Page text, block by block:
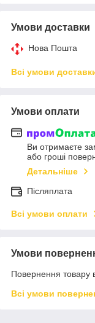
Умови доставки
Нова Пошта
Всі умови
Умови оплати
Ви отримаєте
або гроші
Детальніше
Післяплата
Всі умови оплати
Умови
Повернення товару
Всі умови